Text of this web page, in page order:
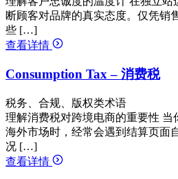
断顾客对品牌的真实态度。仅凭销
些 […]
查看详情
Consumption Tax – 消费税
税务、合规、版权类术语
理解消费税对跨境电商的重要性 当
海外市场时，经常会遇到结算页面
况 […]
查看详情